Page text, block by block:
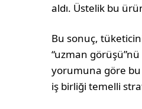
aldı. Üstelik bu
Bu sonuç,
“uzman
yorumuna göre bu
iş birliği temelli